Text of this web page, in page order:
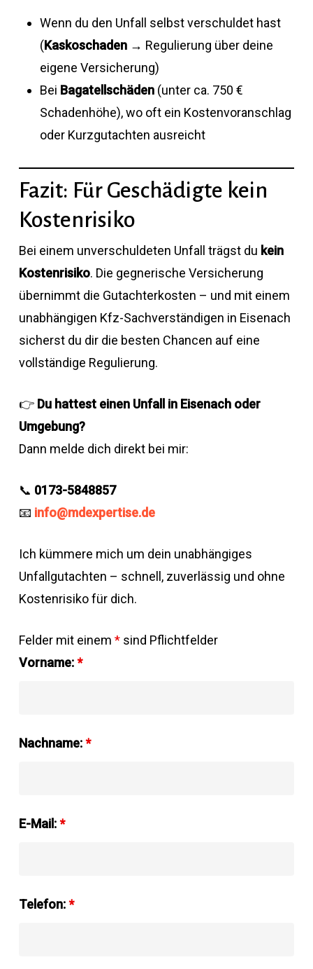
Wenn du den Unfall selbst verschuldet hast
(Kaskoschaden→ Regulierung über deine
eigene Versicherung)
Bei Bagatellschäden(unter ca. 750 €
Schadenhöhe), wo oft ein Kostenvoranschlag
oder Kurzgutachten ausreicht
Fazit: Für Geschädigte kein
Kostenrisiko
Bei einem unverschuldeten Unfall trägst du kein
Kostenrisiko. Die gegnerische Versicherung
übernimmt die Gutachterkosten – und mit einem
unabhängigen Kfz-Sachverständigen in Eisenach
sicherst du dir die besten Chancen auf eine
vollständige Regulierung.
👉 Du hattest einen Unfall in Eisenach oder
Umgebung?
Dann melde dich direkt bei mir:
📞 0173-5848857
📧 info@mdexpertise.de
Ich kümmere mich um dein unabhängiges
Unfallgutachten – schnell, zuverlässig und ohne
Kostenrisiko für dich.
Felder mit einem *sind Pflichtfelder
Vorname:*
Nachname:*
E-Mail:*
Telefon:*